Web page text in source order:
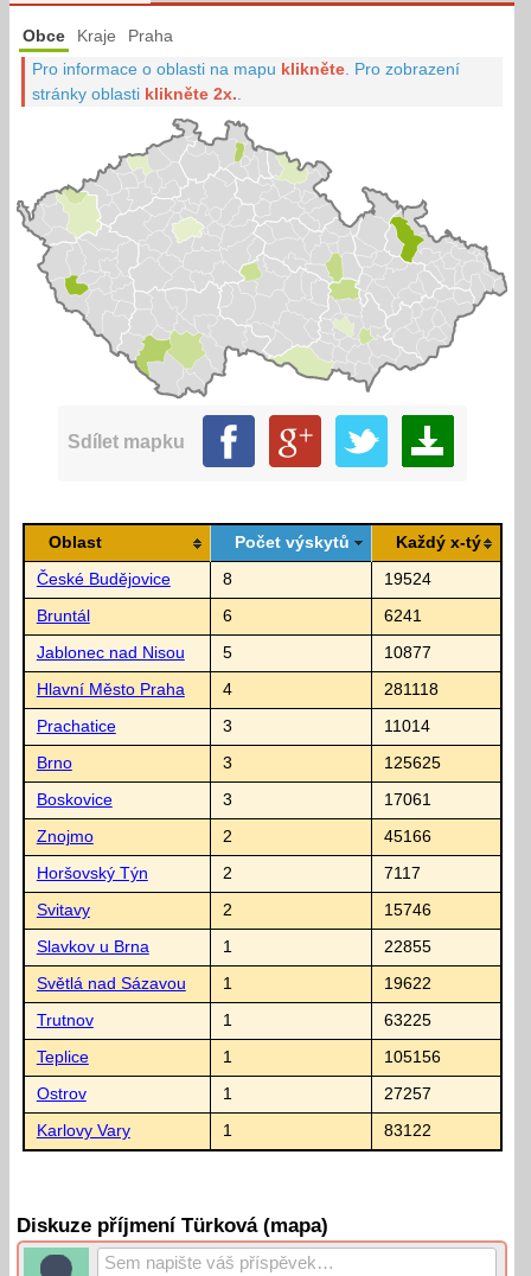
Obce Kraje Praha
Pro informace o oblasti na mapu klikněte Pro zobrazení
stránky oblasti klikněte 2x.
Sdílet mapku
Oblast Počet výskytů Každý x-tý
České Budějovice 8 19524
Bruntál 6 6241
Jablonec nad Nisou 5 10877
Hlavní Město Praha 4 281118
Prachatice 3 11014
Brno 3 125625
Boskovice 3 17061
Znojmo 2 45166
Horšovský Týn 2 7117
Svitavy 2 15746
Slavkov u Brna 1 22855
Světlá nad Sázavou 1 19622
Trutnov 1 63225
Teplice 1 105156
Ostrov 1 27257
Karlovy Vary 1 83122
Diskuze příjmení Türková (mapa)